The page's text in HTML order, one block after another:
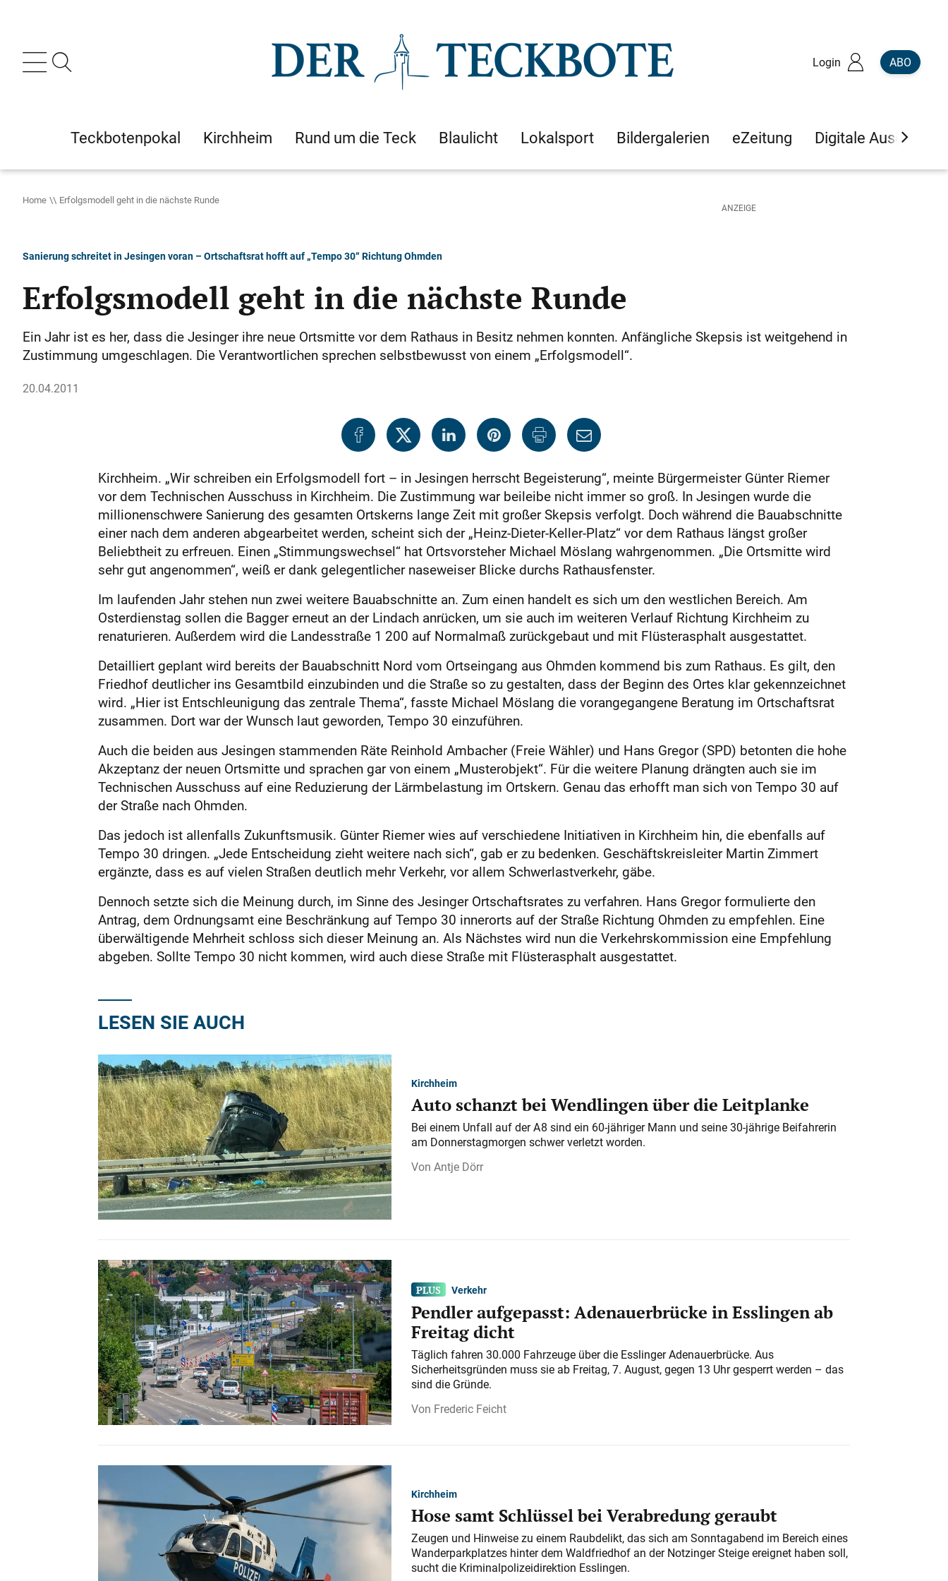
Login ABO
Teckbotenpokal Kirchheim Rund um die Teck Blaulicht Lokalsport Bildergalerien eZeitung Digitale Ausgaben
Home Erfolgsmodell geht in die nächste Runde
Sanierung schreitet in Jesingen voran – Ortschaftsrat hofft auf „Tempo 30“ Richtung Ohmden
Erfolgsmodell geht in die nächste Runde
Ein Jahr ist es her, dass die Jesinger ihre neue Ortsmitte vor dem Rathaus in Besitz nehmen konnten. Anfängliche Skepsis ist weitgehend in
Zustimmung umgeschlagen. Die Verantwortlichen sprechen selbstbewusst von einem „Erfolgsmodell“.
20.04.2011
Kirchheim. „Wir schreiben ein Erfolgsmodell fort – in Jesingen herrscht Begeisterung“, meinte Bürgermeister Günter Riemer
vor dem Technischen Ausschuss in Kirchheim. Die Zustimmung war beileibe nicht immer so groß. In Jesingen wurde die
millionenschwere Sanierung des gesamten Ortskerns lange Zeit mit großer Skepsis verfolgt. Doch während die Bauabschnitte
einer nach dem anderen abgearbeitet werden, scheint sich der „Heinz-Dieter-Keller-Platz“ vor dem Rathaus längst großer
Beliebtheit zu erfreuen. Einen „Stimmungswechsel“ hat Ortsvorsteher Michael Möslang wahrgenommen. „Die Ortsmitte wird
sehr gut angenommen“, weiß er dank gelegentlicher naseweiser Blicke durchs Rathausfenster.
Im laufenden Jahr stehen nun zwei weitere Bauabschnitte an. Zum einen handelt es sich um den westlichen Bereich. Am
Osterdienstag sollen die Bagger erneut an der Lindach anrücken, um sie auch im weiteren Verlauf Richtung Kirchheim zu
renaturieren. Außerdem wird die Landesstraße 1 200 auf Normalmaß zurückgebaut und mit Flüsterasphalt ausgestattet.
Detailliert geplant wird bereits der Bauabschnitt Nord vom Ortseingang aus Ohmden kommend bis zum Rathaus. Es gilt, den
Friedhof deutlicher ins Gesamtbild einzubinden und die Straße so zu gestalten, dass der Beginn des Ortes klar gekennzeichnet
wird. „Hier ist Entschleunigung das zentrale Thema“, fasste Michael Möslang die vorangegangene Beratung im Ortschaftsrat
zusammen. Dort war der Wunsch laut geworden, Tempo 30 einzuführen.
Auch die beiden aus Jesingen stammenden Räte Reinhold Ambacher (Freie Wähler) und Hans Gregor (SPD) betonten die hohe
Akzeptanz der neuen Ortsmitte und sprachen gar von einem „Musterobjekt“. Für die weitere Planung drängten auch sie im
Technischen Ausschuss auf eine Reduzierung der Lärmbelastung im Ortskern. Genau das erhofft man sich von Tempo 30 auf
der Straße nach Ohmden.
Das jedoch ist allenfalls Zukunftsmusik. Günter Riemer wies auf verschiedene Initiativen in Kirchheim hin, die ebenfalls auf
Tempo 30 dringen. „Jede Entscheidung zieht weitere nach sich“, gab er zu bedenken. Geschäftskreisleiter Martin Zimmert
ergänzte, dass es auf vielen Straßen deutlich mehr Verkehr, vor allem Schwerlastverkehr, gäbe.
Dennoch setzte sich die Meinung durch, im Sinne des Jesinger Ortschaftsrates zu verfahren. Hans Gregor formulierte den
Antrag, dem Ordnungsamt eine Beschränkung auf Tempo 30 innerorts auf der Straße Richtung Ohmden zu empfehlen. Eine
überwältigende Mehrheit schloss sich dieser Meinung an. Als Nächstes wird nun die Verkehrskommission eine Empfehlung
abgeben. Sollte Tempo 30 nicht kommen, wird auch diese Straße mit Flüsterasphalt ausgestattet.
LESEN SIE AUCH
Kirchheim
Auto schanzt bei Wendlingen über die Leitplanke
Bei einem Unfall auf der A 8 sind ein 60-jähriger Mann und seine 30-jährige Beifahrerin
am Donnerstagmorgen schwer verletzt worden.
Antje Dörr
Verkehr
Pendler aufgepasst: Adenauerbrücke in Esslingen ab
Freitag dicht
Täglich fahren 30.000 Fahrzeuge über die Esslinger Adenauerbrücke. Aus
Sicherheitsgründen muss sie ab Freitag, 7. August, gegen 13 Uhr gesperrt werden – das
sind die Gründe.
Frederic Feicht
Kirchheim
Hose samt Schlüssel bei Verabredung geraubt
Zeugen und Hinweise zu einem Raubdelikt, das sich am Sonntagabend im Bereich eines
Wanderparkplatzes hinter dem Waldfriedhof an der Notzinger Steige ereignet haben soll,
sucht die Kriminalpolizeidirektion Esslingen.